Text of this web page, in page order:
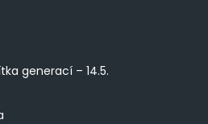
generací – 14.5.